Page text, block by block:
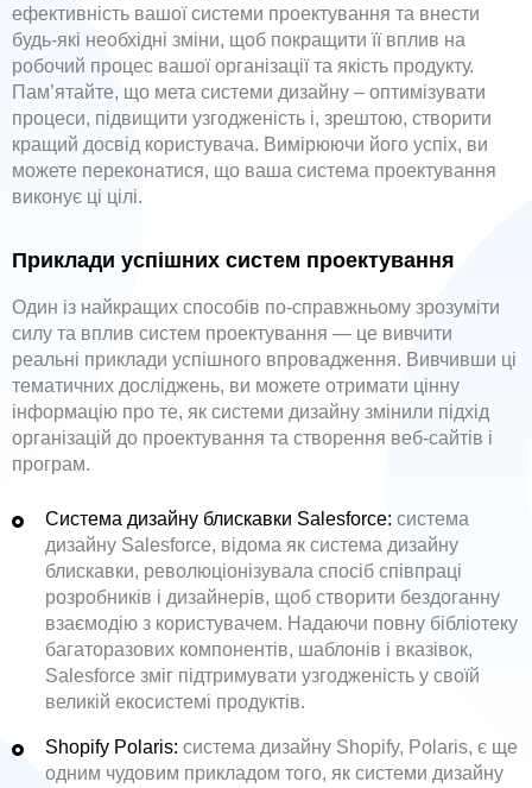
ефективність вашої системи проектування та внести
будь-які необхідні зміни, щоб покращити її вплив на
робочий процес вашої організації та якість продукту.
Пам’ятайте, що мета системи дизайну – оптимізувати
процеси, підвищити узгодженість і, зрештою, створити
кращий досвід користувача. Вимірюючи його успіх, ви
можете переконатися, що ваша система проектування
виконує ці цілі.
Приклади успішних систем проектування
Один із найкращих способів по-справжньому зрозуміти
силу та вплив систем проектування — це вивчити
реальні приклади успішного впровадження. Вивчивши ці
тематичних досліджень, ви можете отримати цінну
інформацію про те, як системи дизайну змінили підхід
організацій до проектування та створення веб-сайтів і
програм.
Система дизайну блискавки Salesforce: система
дизайну Salesforce, відома як система дизайну
блискавки, революціонізувала спосіб співпраці
розробників і дизайнерів, щоб створити бездоганну
взаємодію з користувачем. Надаючи повну бібліотеку
багаторазових компонентів, шаблонів і вказівок,
Salesforce зміг підтримувати узгодженість у своїй
великій екосистемі продуктів.
Shopify Polaris: система дизайну Shopify, Polaris, є ще
одним чудовим прикладом того, як системи дизайну